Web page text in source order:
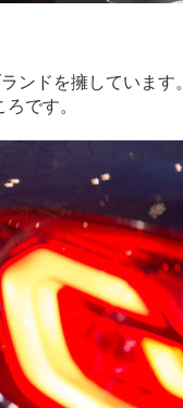
ンドを擁しています。
です。